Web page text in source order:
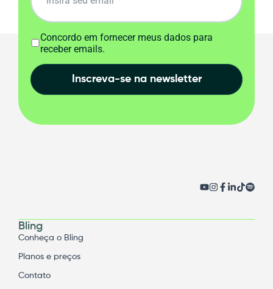
Concordo em fornecer meus dados para
receber emails.
Inscreva-se na newsletter
Bling
Conheça o Bling
Planos e preços
Contato